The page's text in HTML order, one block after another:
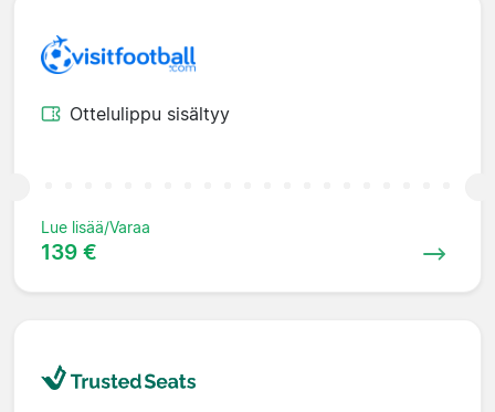
Ottelulippu sisältyy
Lue lisää/Varaa
139 €